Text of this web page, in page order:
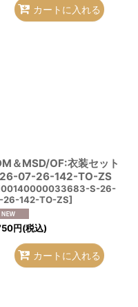
カートに入れる
＆MSD/OF:衣装セット
07-26-142-TO-ZS
S-26-
26-142-TO-ZS]
円(税込)
カートに入れる